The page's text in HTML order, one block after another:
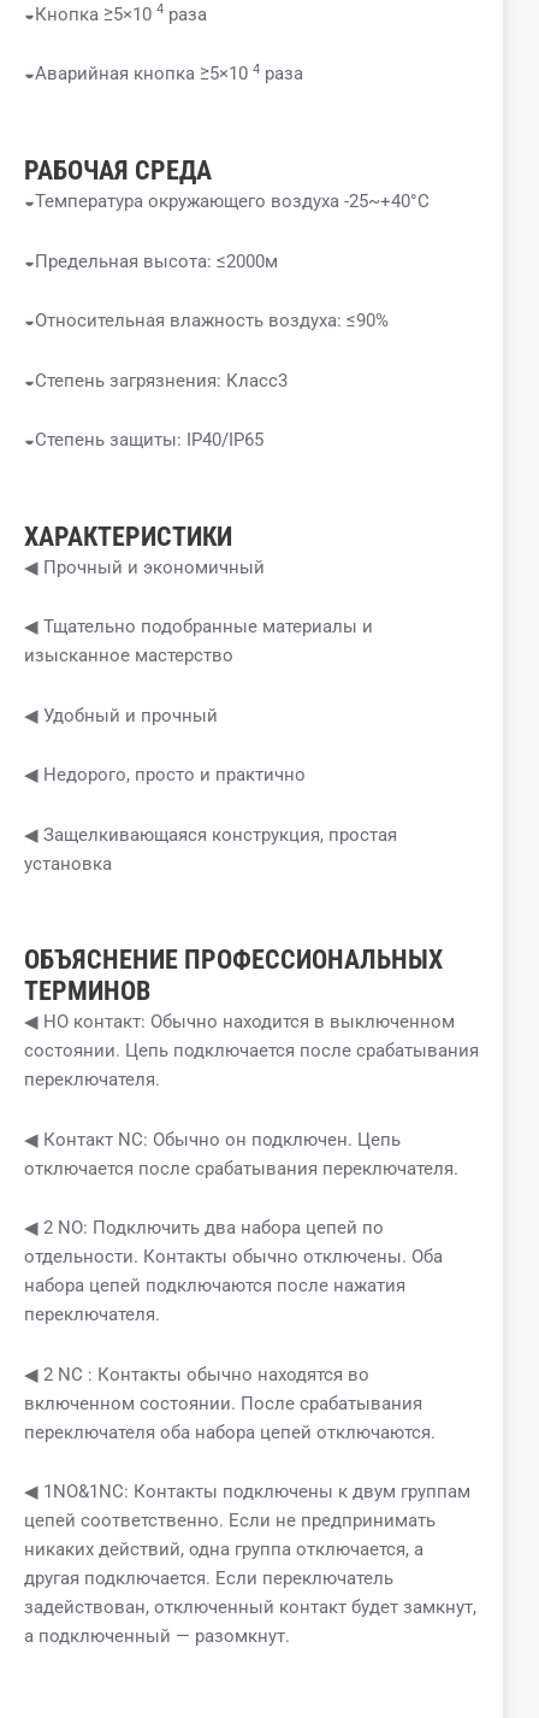
◒Кнопка ≥5×10 4 раза
◒Аварийная кнопка ≥5×10 4 раза
РАБОЧАЯ СРЕДА
◒Температура окружающего воздуха -25~+40°C
◒Предельная высота: ≤2000м
◒Относительная влажность воздуха: ≤90%
◒Степень загрязнения: Класс3
◒Степень защиты: IP40/IP65
ХАРАКТЕРИСТИКИ
◀ Прочный и экономичный
◀ Тщательно подобранные материалы и
изысканное мастерство
◀ Удобный и прочный
◀ Недорого, просто и практично
◀ Защелкивающаяся конструкция, простая
установка
ОБЪЯСНЕНИЕ ПРОФЕССИОНАЛЬНЫХ
ТЕРМИНОВ
◀ НО контакт: Обычно находится в выключенном
состоянии. Цепь подключается после срабатывания
переключателя.
◀ Контакт NC: Обычно он подключен. Цепь
отключается после срабатывания переключателя.
◀ 2 NO: Подключить два набора цепей по
отдельности. Контакты обычно отключены. Оба
набора цепей подключаются после нажатия
переключателя.
◀ 2 NC : Контакты обычно находятся во
включенном состоянии. После срабатывания
переключателя оба набора цепей отключаются.
◀ 1NO&1NC: Контакты подключены к двум группам
цепей соответственно. Если не предпринимать
никаких действий, одна группа отключается, а
другая подключается. Если переключатель
задействован, отключенный контакт будет замкнут,
а подключенный — разомкнут.